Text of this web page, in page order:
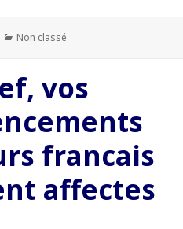
Catégories
Non classé
vos
francais
affectes